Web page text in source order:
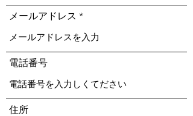
メールアドレス
電話番号
住所